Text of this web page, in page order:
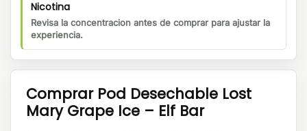
Nicotina
Revisa la concentracion antes de comprar para ajustar la
experiencia.
Comprar Pod Desechable Lost
Mary Grape Ice – Elf Bar